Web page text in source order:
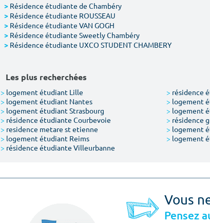
> Résidence étudiante de Chambéry
> Résidence étudiante ROUSSEAU
> Résidence étudiante VAN GOGH
> Résidence étudiante Sweetly Chambéry
> Résidence étudiante UXCO STUDENT CHAMBERY
Les plus recherchées
> logement étudiant Lille > résidence
> logement étudiant Nantes > logement
> logement étudiant Strasbourg > logement
> résidence étudiante Courbevoie > résidence
> residence metare st etienne > logement
> logement étudiant Reims > logement
> résidence étudiante Villeurbanne
Vous
Pensez